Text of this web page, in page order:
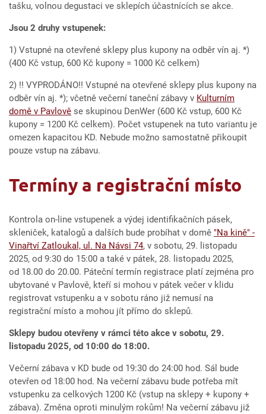
tašku, volnou degustaci ve sklepích účastnících se akce.
Jsou 2 druhy vstupenek:
1) Vstupné na otevřené sklepy plus kupony na odběr vín aj. *)
(400 Kč vstup, 600 Kč kupony = 1000 Kč celkem)
2) !! VYPRODÁNO!! Vstupné na otevřené sklepy plus kupony na
odběr vín aj. *); včetně večerní taneční zábavy v Kulturním
domě v Pavlově se skupinou DenWer (600 Kč vstup, 600 Kč
kupony = 1200 Kč celkem). Počet vstupenek na tuto variantu je
omezen kapacitou KD. Nebude možno samostatně přikoupit
pouze vstup na zábavu.
Termíny a registrační místo
Kontrola on-line vstupenek a výdej identifikačních pásek,
skleniček, katalogů a dalších bude probíhat v domě "Na kině" -
Vinařtví Zatloukal, ul. Na Návsi 74, v sobotu, 29. listopadu
2025, od 9:30 do 15:00 a také v pátek, 28. listopadu 2025,
od 18.00 do 20.00. Páteční termín registrace platí zejména pro
ubytované v Pavlově, kteří si mohou v pátek večer v klidu
registrovat vstupenku a v sobotu ráno již nemusí na
registrační místo a mohou jít přímo do sklepů.
Sklepy budou otevřeny v rámci této akce v sobotu, 29.
listopadu 2025, od 10:00 do 18:00.
Večerní zábava v KD bude od 19:30 do 24:00 hod. Sál bude
otevřen od 18:00 hod. Na večerní zábavu bude potřeba mít
vstupenku za celkových 1200 Kč (vstup na sklepy + kupony +
zábava). Změna oproti minulým rokům! Na večerní zábavu již